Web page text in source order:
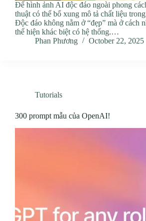
Để hình ảnh AI độc đáo ngoài phong
thuật có thể bổ xung mô tả chất liệu
Độc đáo không nằm ở “đẹp” mà ở cách
thể hiện khác biệt có hệ thống.…
Phan Phương
October 22, 2025
Tutorials
300 prompt mẫu của OpenAI!